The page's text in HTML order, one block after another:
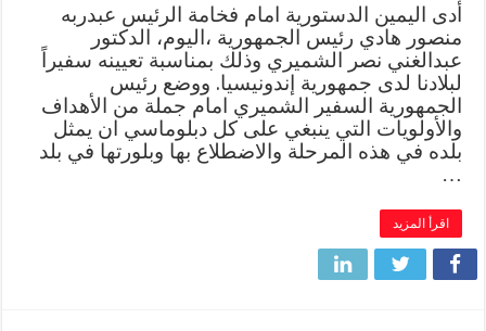
أدى اليمين الدستورية امام فخامة الرئيس عبدربه
منصور هادي رئيس الجمهورية ،اليوم، الدكتور
عبدالغني نصر الشميري وذلك بمناسبة تعيينه سفيراً
لبلادنا لدى جمهورية إندونيسيا. ووضع رئيس
الجمهورية السفير الشميري امام جملة من الأهداف
والأولويات التي ينبغي على كل دبلوماسي ان يمثل
بلده في هذه المرحلة والاضطلاع بها وبلورتها في بلد
…
اقرأ المزيد